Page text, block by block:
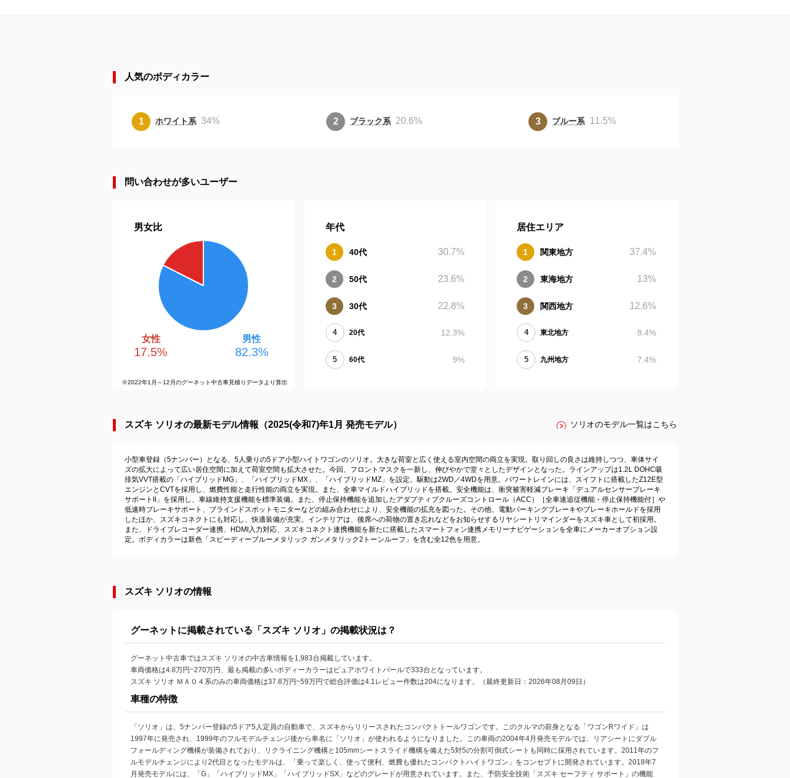
人気のボディカラー
ホワイト系 34% ブラック系 20.6% ブルー系 11.5%
問い合わせが多いユーザー
男女比
女性
17.5%
男性
82.3%
※2022年1月～12月のグーネット中古車見積りデータより算出
年代
40代 30.7%
50代 23.6%
30代 22.8%
20代 12.3%
60代 9%
居住エリア
関東地方 37.4%
東海地方 13%
関西地方 12.6%
東北地方 8.4%
九州地方 7.4%
スズキ ソリオの最新モデル情報（2025(令和7)年1月 発売モデル） ソリオのモデル一覧はこちら
小型車登録（5ナンバー）となる、5人乗りの5ドア小型ハイトワゴンのソリオ。大きな荷室と広く使える室内空間の両立を実現。取り回しの良さは維持しつつ、車体サイ
ズの拡大によって広い居住空間に加えて荷室空間も拡大させた。今回、フロントマスクを一新し、伸びやかで堂々としたデザインとなった。ラインアップは1.2L DOHC吸
排気VVT搭載の「ハイブリッドMG」、「ハイブリッドMX」、「ハイブリッドMZ」を設定。駆動は2WD／4WDを用意。パワートレインには、スイフトに搭載したZ12E型
エンジンとCVTを採用し、燃費性能と走行性能の両立を実現。また、全車マイルドハイブリッドを搭載。安全機能は、衝突被害軽減ブレーキ「デュアルセンサーブレーキ
サポートII」を採用し、車線維持支援機能を標準装備。また、停止保持機能を追加したアダプティブクルーズコントロール（ACC）［全車速追従機能・停止保持機能付］や
低速時ブレーキサポート、ブラインドスポットモニターなどの組み合わせにより、安全機能の拡充を図った。その他、電動パーキングブレーキやブレーキホールドを採用
したほか、スズキコネクトにも対応し、快適装備が充実。インテリアは、後席への荷物の置き忘れなどをお知らせするリヤシートリマインダーをスズキ車として初採用。
また、ドライブレコーダー連携、HDMI入力対応、スズキコネクト連携機能を新たに搭載したスマートフォン連携メモリーナビゲーションを全車にメーカーオプション設
定。ボディカラーは新色「スピーディーブルーメタリック ガンメタリック2トーンルーフ」を含む全12色を用意。
スズキ ソリオの情報
グーネットに掲載されている「スズキ ソリオ」の掲載状況は？
グーネット中古車ではスズキ ソリオの中古車情報を1,983台掲載しています。
車両価格は4.8万円~270万円、最も掲載の多いボディーカラーはピュアホワイトパールで333台となっています。
スズキ ソリオ ＭＡ０４系のみの車両価格は37.8万円~59万円で総合評価は4.1レビュー件数は204になります。（最終更新日：2026年08月09日）
車種の特徴
「ソリオ」は、5ナンバー登録の5ドア5人定員の自動車で、スズキからリリースされたコンパクトトールワゴンです。このクルマの前身となる「ワゴンRワイド」は
1997年に発売され、1999年のフルモデルチェンジ後から車名に「ソリオ」が使われるようになりました。この車両の2004年4月発売モデルでは、リアシートにダブル
フォールディング機構が装備されており、リクライニング機構と105mmシートスライド機構を備えた5対5の分割可倒式シートも同時に採用されています。2011年のフ
ルモデルチェンジにより2代目となったモデルは、「乗って楽しく、使って便利、燃費も優れたコンパクトハイトワゴン」をコンセプトに開発されています。2018年7
月発売モデルには、「G」「ハイブリッドMX」「ハイブリッドSX」などのグレードが用意されています。また、予防安全技術「スズキ セーフティ サポート」の機能